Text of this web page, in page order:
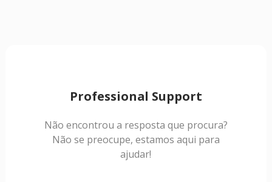
Professional Support
Não encontrou a resposta que procura?
Não se preocupe, estamos aqui para
ajudar!